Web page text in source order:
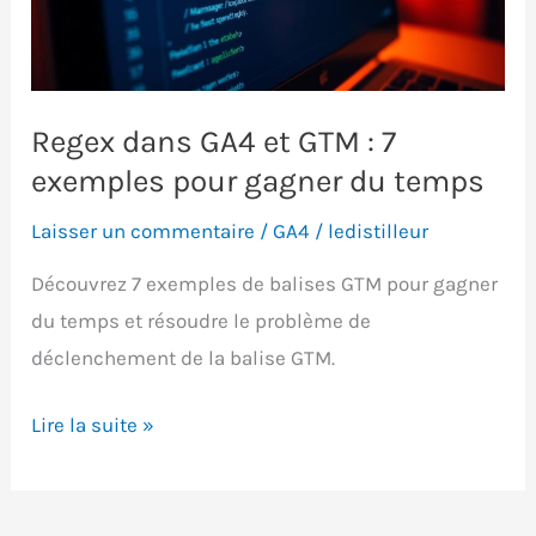
et
insights
Regex dans GA4 et GTM : 7
exemples pour gagner du temps
Laisser un commentaire /GA4 / ledistilleur
Découvrez 7 exemples de balises GTM pour gagner
du temps et résoudre le problème de
déclenchement de la balise GTM.
Regex
Lire la suite »